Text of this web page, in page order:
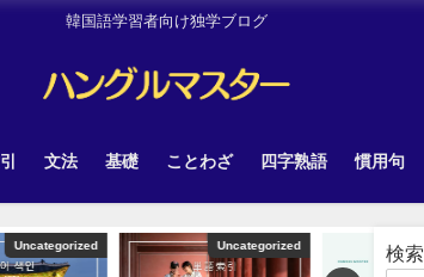
韓国語学習者向け独学ブログ
文法 基礎 ことわざ 四字熟語 慣用句
Uncategorized 検索